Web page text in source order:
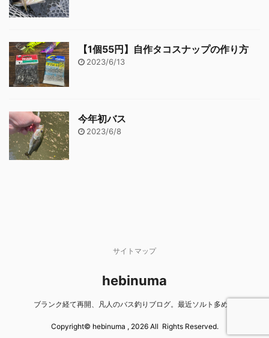
【1個55円】自作タコスナップの作り方
2023/6/13
今年初バス
2023/6/8
サイトマップ
hebinuma
ブランク経て再開、凡人のバス釣りブログ。最近ソルト多め。
Copyright© hebinuma , 2026 All Rights Reserved.